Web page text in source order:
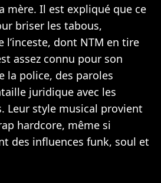
mère. Il est expliqué que ce
briser les tabous,
dont NTM en tire
assez connu pour son
la police, des paroles
juridique avec les
Leur style musical provient
hardcore, même si
des influences funk, soul et